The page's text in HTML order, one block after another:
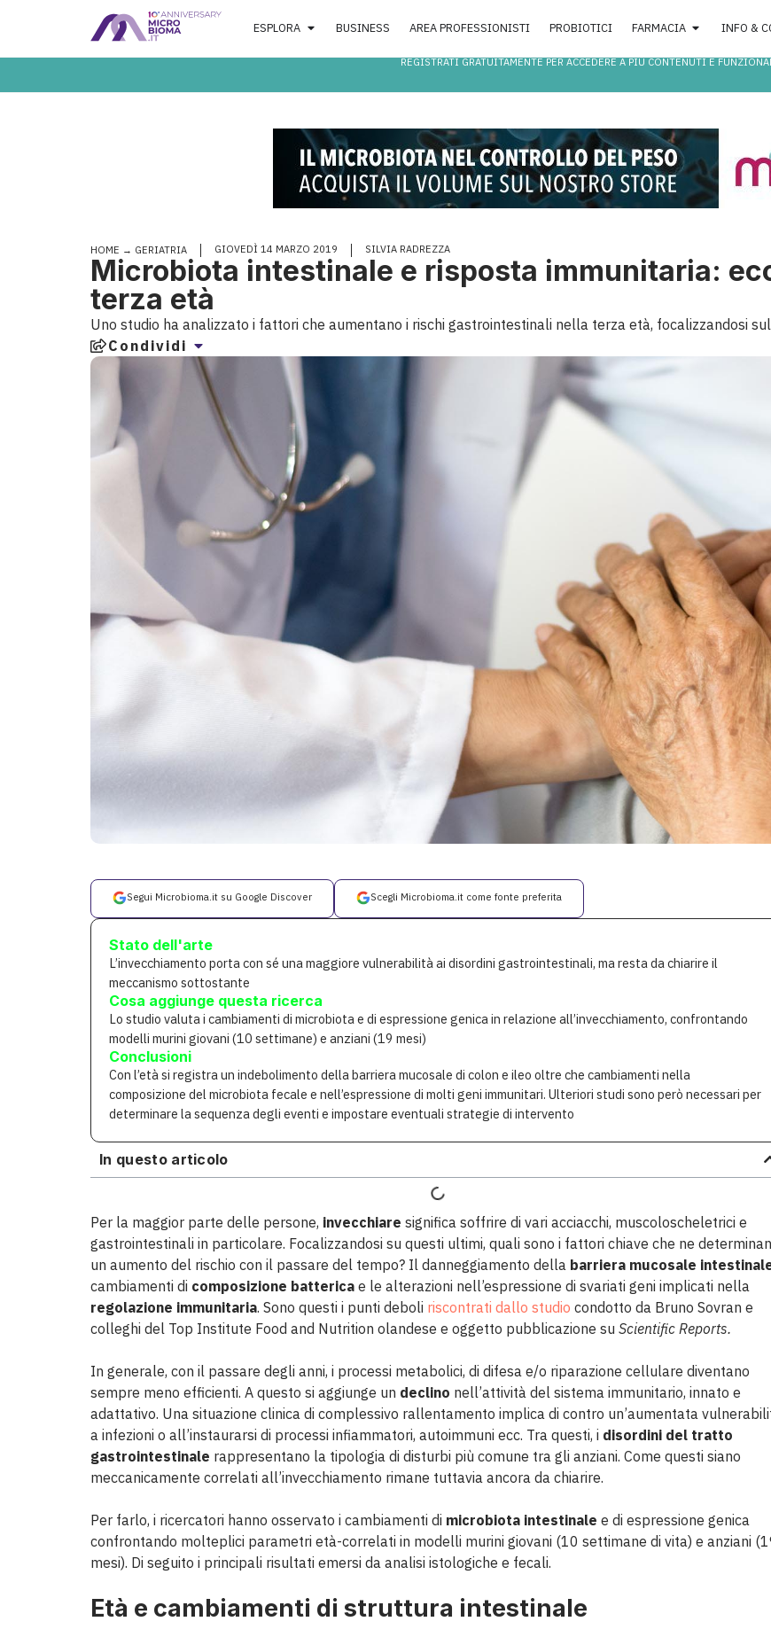
ESPLORA BUSINESS AREA PROFESSIONISTI PROBIOTICI FARMACIA INFO &
REGISTRATI GRATUITAMENTE PER ACCEDERE A PIÙ CONTENUTI E
HOME → GERIATRIA GIOVEDÌ 14 MARZO 2019 SILVIA RADREZZA
Microbiota intestinale e risposta immunitaria:
terza età
Uno studio ha analizzato i fattori che aumentano i rischi gastrointestinali nella terza età, focalizzandosi
Condividi
Segui Microbioma.it su Google Discover Scegli Microbioma.it come fonte preferita
Stato dell'arte
L’invecchiamento porta con sé una maggiore vulnerabilità ai disordini gastrointestinali, ma resta da chiarire il
meccanismo sottostante
Cosa aggiunge questa ricerca
Lo studio valuta i cambiamenti di microbiota e di espressione genica in relazione all’invecchiamento, confrontando
modelli murini giovani (10 settimane) e anziani (19 mesi)
Conclusioni
Con l’età si registra un indebolimento della barriera mucosale di colon e ileo oltre che cambiamenti nella
composizione del microbiota fecale e nell’espressione di molti geni immunitari. Ulteriori studi sono però necessari per
determinare la sequenza degli eventi e impostare eventuali strategie di intervento
In questo articolo
Per la maggior parte delle persone, invecchiare significa soffrire di vari acciacchi, muscoloscheletrici e
gastrointestinali in particolare. Focalizzandosi su questi ultimi, quali sono i fattori chiave che ne
un aumento del rischio con il passare del tempo? Il danneggiamento della barriera mucosale
cambiamenti di composizione batterica e le alterazioni nell’espressione di svariati geni implicati nella
regolazione immunitaria. Sono questi i punti deboli riscontrati dallo studio condotto da Bruno Sovran e
colleghi del Top Institute Food and Nutrition olandese e oggetto pubblicazione su Scientific Reports.
In generale, con il passare degli anni, i processi metabolici, di difesa e/o riparazione cellulare diventano
sempre meno efficienti. A questo si aggiunge un declino nell’attività del sistema immunitario, innato e
adattativo. Una situazione clinica di complessivo rallentamento implica di contro un’aumentata
a infezioni o all’instaurarsi di processi infiammatori, autoimmuni ecc. Tra questi, i disordini del tratto
gastrointestinale rappresentano la tipologia di disturbi più comune tra gli anziani. Come questi siano
meccanicamente correlati all’invecchiamento rimane tuttavia ancora da chiarire.
Per farlo, i ricercatori hanno osservato i cambiamenti di microbiota intestinale e di espressione genica
confrontando molteplici parametri età-correlati in modelli murini giovani (10 settimane di vita) e anziani
mesi). Di seguito i principali risultati emersi da analisi istologiche e fecali.
Età e cambiamenti di struttura intestinale